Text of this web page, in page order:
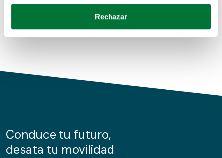
para buscar características específicas (huellas
Obtenga más información sobre cómo se procesan sus
de cookies.
información sobre el uso que haga del sitio web con
nuestros partners de redes sociales, publicidad y análisis
Rechazar
Conduce tu futuro,
desata tu movilidad